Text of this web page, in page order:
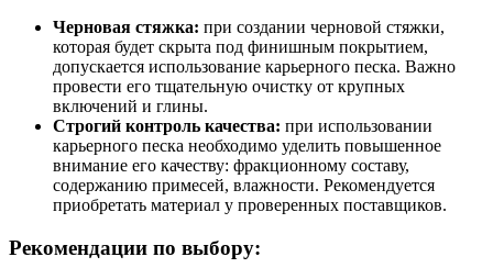
Черновая стяжка: при создании черновой стяжки,
которая будет скрыта под финишным покрытием,
допускается использование карьерного песка. Важно
провести его тщательную очистку от крупных
включений и глины.
Строгий контроль качества: при использовании
карьерного песка необходимо уделить повышенное
внимание его качеству: фракционному составу,
содержанию примесей, влажности. Рекомендуется
приобретать материал у проверенных поставщиков.
Рекомендации по выбору: